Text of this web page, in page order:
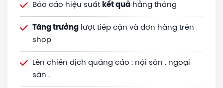
Báo cáo hiệu suất kết quả hằng tháng
Tăng trưởng lượt tiếp cận và đơn hàng trên
shop
Lên chiến dịch quảng cáo : nội sàn , ngoại
sàn .